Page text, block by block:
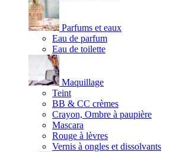
Parfums et eaux
Eau de parfum
Eau de toilette
Maquillage
Teint
BB & CC crèmes
Crayon, Ombre à paupière
Mascara
Rouge à lèvres
Vernis à ongles et dissolvants